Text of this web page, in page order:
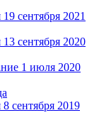
сентября 2021
сентября 2020
1 июля 2020
сентября 2019